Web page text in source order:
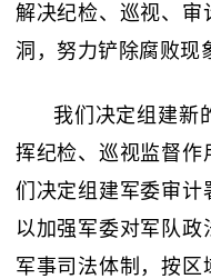
解决纪检、巡视、审
洞，努力铲除腐败现
我们决定组建新
挥纪检、巡视监督作
们决定组建军委审计
以加强军委对军队
军事司法体制，按